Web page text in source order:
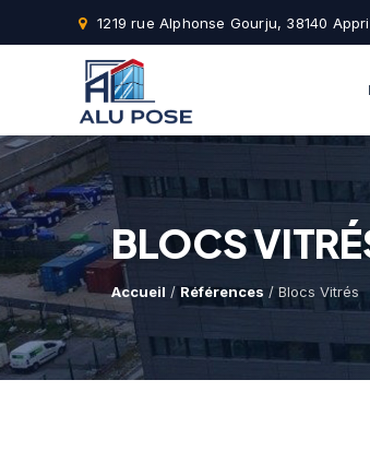
1219 rue Alphonse Gourju, 38140
BLOCS
Accueil / Références / Blocs Vitrés